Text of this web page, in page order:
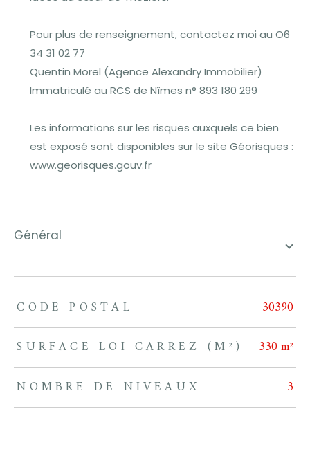
Pour plus de renseignement, contactez moi au O6
34 31 02 77
Quentin Morel (Agence Alexandry Immobilier)
Immatriculé au RCS de Nîmes n° 893 180 299
Les informations sur les risques auxquels ce bien
est exposé sont disponibles sur le site Géorisques :
www.georisques.gouv.fr
général
TRAD_ZEPHYR_Caracteristique TRAD_ZEPHYR_Valeurs
CODE POSTAL
30390
SURFACE LOI CARREZ (M²)
330 m²
NOMBRE DE NIVEAUX
3